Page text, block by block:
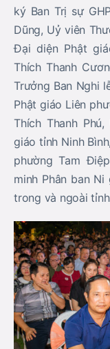
ký Ban Trị sự
Dũng, Uỷ viên
Đại diện Phật
Thích Thanh
Trưởng Ban Nghi
Phật giáo Liên
Thích Thanh
giáo tỉnh Ninh
phường Tam
minh Phân ban
trong và ngoài